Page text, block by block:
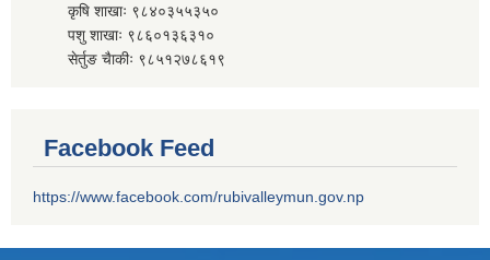
कृषि शाखाः ९८४०३५५३५०
पशु शाखाः ९८६०१३६३१०
सेर्तुङ चैाकीः ९८५१२७८६१९
Facebook Feed
https://www.facebook.com/rubivalleymun.gov.np